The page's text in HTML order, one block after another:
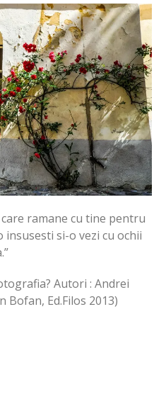
ramane cu tine pentru
si-o vezi cu ochii
Autori : Andrei
Bofan, Ed.Filos 2013)